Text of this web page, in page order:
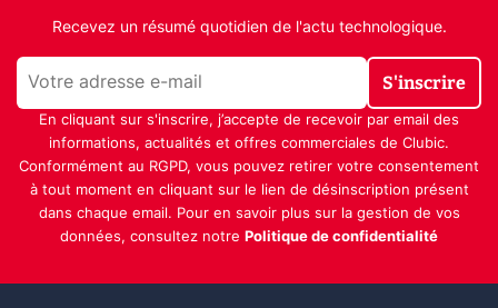
Recevez un résumé quotidien de l'actu technologique.
S'inscrire
En cliquant sur s'inscrire, j’accepte de recevoir par email des
informations, actualités et offres commerciales de Clubic.
Conformément au RGPD, vous pouvez retirer votre consentement
à tout moment en cliquant sur le lien de désinscription présent
dans chaque email. Pour en savoir plus sur la gestion de vos
données, consultez notre Politique de confidentialité